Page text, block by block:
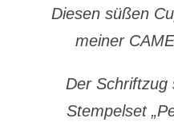
Diesen süßen
meiner
Der Schriftzug
Stempelset